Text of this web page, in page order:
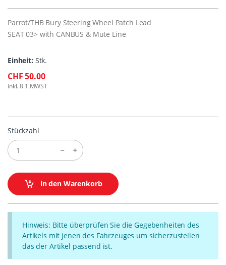
Parrot/THB Bury Steering Wheel Patch Lead
SEAT 03> with CANBUS & Mute Line
Einheit: Stk.
CHF 50.00
inkl. 8.1 MWST
Stückzahl
in den Warenkorb
Hinweis: Bitte überprüfen Sie die Gegebenheiten des
Artikels mit jenen des Fahrzeuges um sicherzustellen
das der Artikel passend ist.